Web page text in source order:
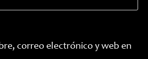
correo electrónico y web en